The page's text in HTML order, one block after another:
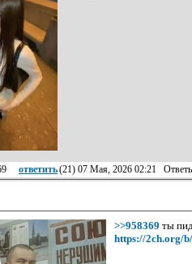
ответить(21) 07 Мая, 2026 02:21
>>958369 ты
https://2ch.org/